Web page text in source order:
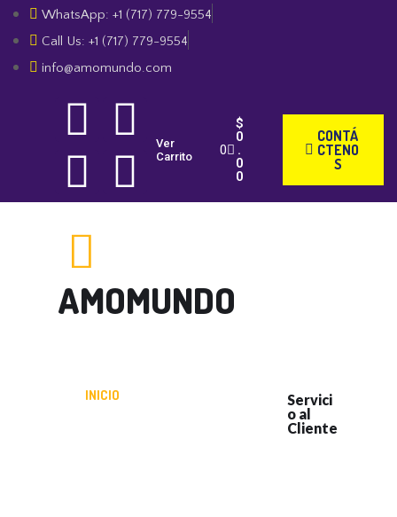
WhatsApp: +1 (717) 779-9554
Call Us: +1 (717) 779-9554
info@amomundo.com
Ver
Carrito
$
0
.
0
0
CONTÁ
CTENO
S
AMOMUNDO
INICIO
Servici
o al
Cliente